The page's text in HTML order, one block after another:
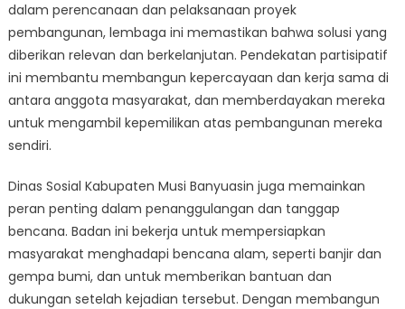
dalam perencanaan dan pelaksanaan proyek
pembangunan, lembaga ini memastikan bahwa solusi yang
diberikan relevan dan berkelanjutan. Pendekatan partisipatif
ini membantu membangun kepercayaan dan kerja sama di
antara anggota masyarakat, dan memberdayakan mereka
untuk mengambil kepemilikan atas pembangunan mereka
sendiri.
Dinas Sosial Kabupaten Musi Banyuasin juga memainkan
peran penting dalam penanggulangan dan tanggap
bencana. Badan ini bekerja untuk mempersiapkan
masyarakat menghadapi bencana alam, seperti banjir dan
gempa bumi, dan untuk memberikan bantuan dan
dukungan setelah kejadian tersebut. Dengan membangun